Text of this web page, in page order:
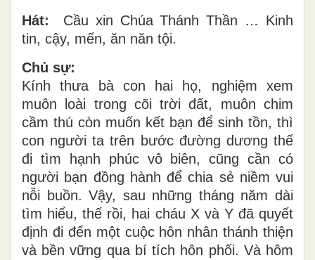
Hát:
Cầu xin Chúa Thánh Thần … Kinh
tin, cậy, mến, ăn năn tội.
Chủ sự:
Kính thưa bà con hai họ, nghiệm xem
muôn loài trong cõi trời đất, muôn chim
cầm thú còn muốn kết bạn để sinh tồn, thì
con người ta trên bước đường dương thế
đi tìm hạnh phúc vô biên, cũng cần có
người bạn đồng hành để chia sẻ niềm vui
nỗi buồn. Vậy, sau những tháng năm dài
tìm hiểu, thế rồi, hai cháu X và Y đã quyết
định đi đến một cuộc hôn nhân thánh thiện
và bền vững qua bí tích hôn phối. Và hôm